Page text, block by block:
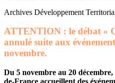
Archives Développement
ATTENTION : le débat «
annulé suite aux
novembre.
Du 5 novembre au 20
de-France accueillent des